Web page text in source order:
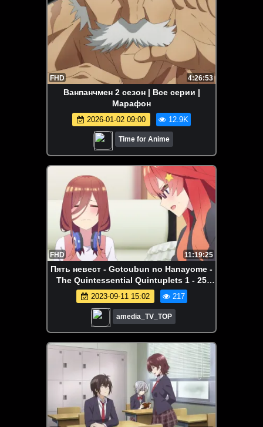
FHD 4:26:53
Ванпанчмен 2 сезон | Все серии |
Марафон
2026-01-02 09:00 12.9K
Time for Anime
FHD 11:19:25
Пять невест - Gotoubun no Hanayome -
The Quintessential Quintuplets 1 - 25
серия - Фильм
2023-09-11 15:02 217
amedia_TV_TOP